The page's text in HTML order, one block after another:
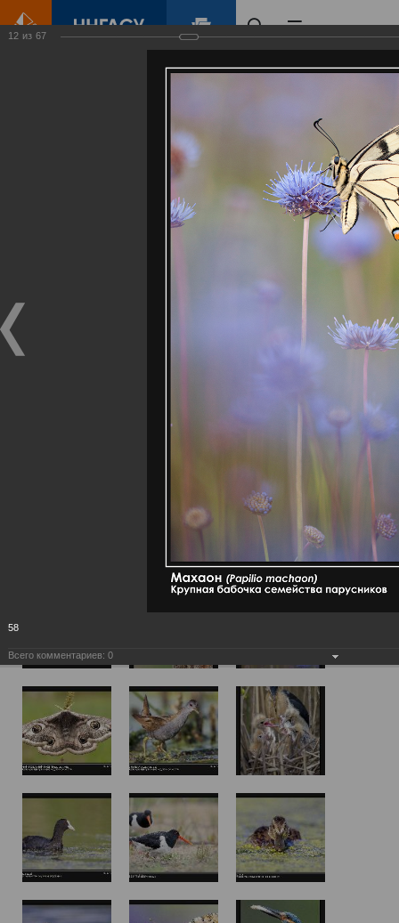
Галерея
Артемовские луга – жемчужина Нижегородского Поволжья
Фотогалерея
12 из 67
58
Всего комментариев: 0